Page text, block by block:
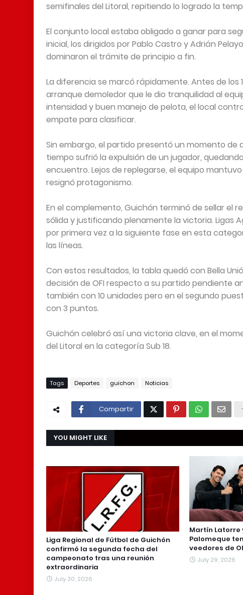
semifinales del Litoral, repitiendo lo logrado la
El conjunto local estaba obligado a ganar para
inicial, los dirigidos por Pablo Castro y Adrián
dominaron el trámite de principio a fin.
La diferencia se marcó rápidamente. Antes de los
arranque demoledor que le dio tranquilidad al
intensidad y buen manejo de pelota, el local
empate para clasificar.
Sin embargo, el partido presentó un momento de
tiempo sufrió la expulsión de un jugador,
encuentro. Lejos de replegarse, el equipo
resignó protagonismo.
En el complemento, Guichón terminó de sellar el
sólida y justificando plenamente la victoria. Ligas
por primera vez a la siguiente fase en esta
las líneas.
Con estos resultados, la tabla quedó con Bella
decisión de OFI respecto a su partido pendiente
también con 10 unidades pero en el segundo
con 3 puntos.
Guichón celebró así una victoria clave, en el
del Litoral en la categoría Sub 18.
Tags Deportes guichon Noticias
Compartir
YOU MIGHT LIKE
Liga Regional de Fútbol de Guichón
confirmó la segunda fecha del
campeonato tras una reunión
extraordinaria
July 30, 2026
Martín Latorre
Palomeque
veedores de
July 29, 2026